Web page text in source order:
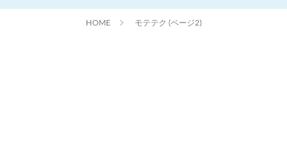
HOME モテテク (ページ2)